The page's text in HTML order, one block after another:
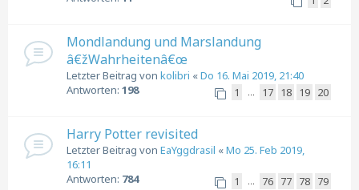
Mondlandung und Marslandung
â€žWahrheitenâ€œ
Letzter Beitrag von kolibri «Do 16. Mai 2019, 21:40
Antworten: 198 1 … 17 18 19 20
Harry Potter revisited
Letzter Beitrag von EaYggdrasil «Mo 25. Feb 2019,
16:11
Antworten: 784 1 … 76 77 78 79